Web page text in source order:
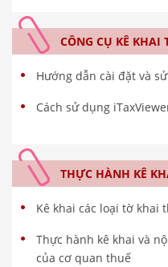
CÔNG CỤ KÊ KHAI
Hướng dẫn cài đặt và
Cách sử dụng
THỰC HÀNH KÊ
Kê khai các loại tờ khai
Thực hành kê khai và
của cơ quan thuế